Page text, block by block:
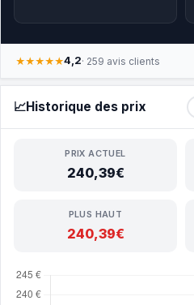
★★★★★4,2· 259 avis clients
📈Historique des prix
PRIX ACTUEL
240,39€
PLUS HAUT
240,39€